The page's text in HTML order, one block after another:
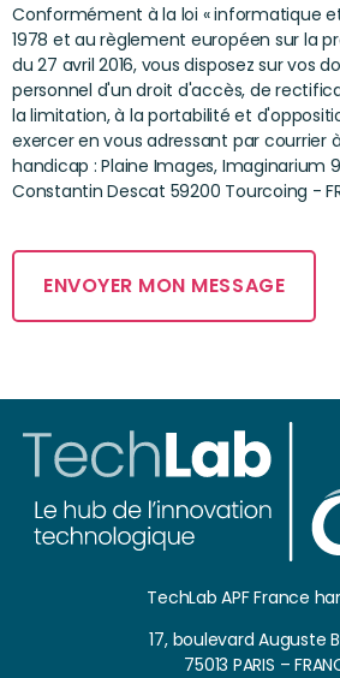
Conformément à la loi « informatique
1978 et au règlement européen sur la
du 27 avril 2016, vous disposez sur vos
personnel d'un droit d'accès, de
la limitation, à la portabilité et
exercer en vous adressant par courrier
handicap : Plaine Images, Imaginarium
Constantin Descat 59200 Tourcoing -
TechLab APF France
17, boulevard Auguste
75013 PARIS –